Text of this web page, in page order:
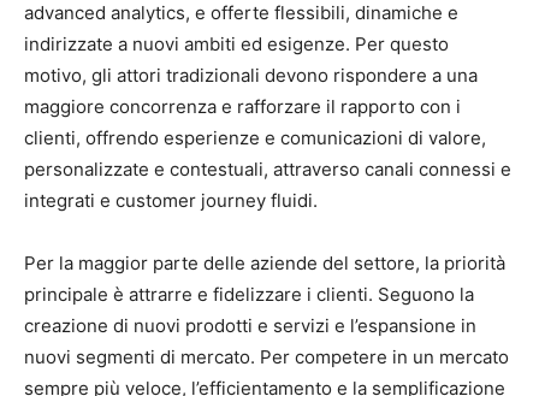
advanced analytics, e offerte flessibili, dinamiche e
indirizzate a nuovi ambiti ed esigenze. Per questo
motivo, gli attori tradizionali devono rispondere a una
maggiore concorrenza e rafforzare il rapporto con i
clienti, offrendo esperienze e comunicazioni di valore,
personalizzate e contestuali, attraverso canali connessi e
integrati e customer journey fluidi.
Per la maggior parte delle aziende del settore, la priorità
principale è attrarre e fidelizzare i clienti. Seguono la
creazione di nuovi prodotti e servizi e l’espansione in
nuovi segmenti di mercato. Per competere in un mercato
sempre più veloce, l’efficientamento e la semplificazione